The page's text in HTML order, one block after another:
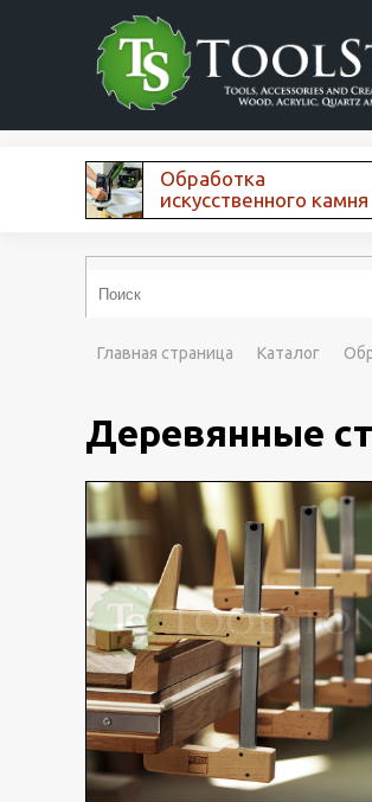
Обработка
искусственного камня
Главная страница Каталог
Деревянные